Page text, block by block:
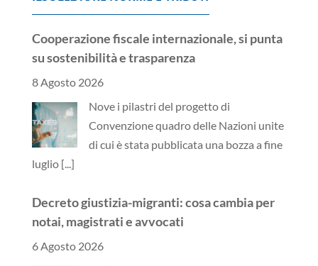
Cooperazione fiscale internazionale, si punta
su sostenibilità e trasparenza
8 Agosto 2026
Nove i pilastri del progetto di
Convenzione quadro delle Nazioni unite
di cui è stata pubblicata una bozza a fine
luglio [...]
Decreto giustizia-migranti: cosa cambia per
notai, magistrati e avvocati
6 Agosto 2026